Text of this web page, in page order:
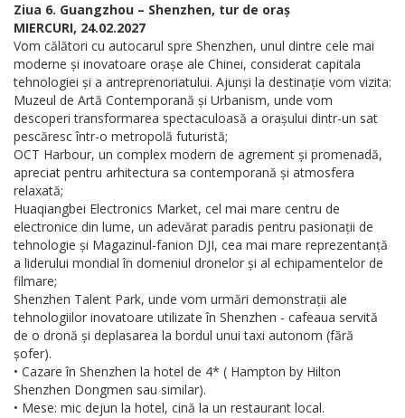
Ziua 6. Guangzhou – Shenzhen, tur de oraș
MIERCURI, 24.02.2027
Vom călători cu autocarul spre Shenzhen, unul dintre cele mai
moderne și inovatoare orașe ale Chinei, considerat capitala
tehnologiei și a antreprenoriatului. Ajunși la destinație vom vizita:
Muzeul de Artă Contemporană și Urbanism, unde vom
descoperi transformarea spectaculoasă a orașului dintr-un sat
pescăresc într-o metropolă futuristă;
OCT Harbour, un complex modern de agrement și promenadă,
apreciat pentru arhitectura sa contemporană și atmosfera
relaxată;
Huaqiangbei Electronics Market, cel mai mare centru de
electronice din lume, un adevărat paradis pentru pasionații de
tehnologie și Magazinul-fanion DJI, cea mai mare reprezentanță
a liderului mondial în domeniul dronelor și al echipamentelor de
filmare;
Shenzhen Talent Park, unde vom urmări demonstrații ale
tehnologiilor inovatoare utilizate în Shenzhen - cafeaua servită
de o dronă și deplasarea la bordul unui taxi autonom (fără
șofer).
• Cazare în Shenzhen la hotel de 4* ( Hampton by Hilton
Shenzhen Dongmen sau similar).
• Mese: mic dejun la hotel, cină la un restaurant local.